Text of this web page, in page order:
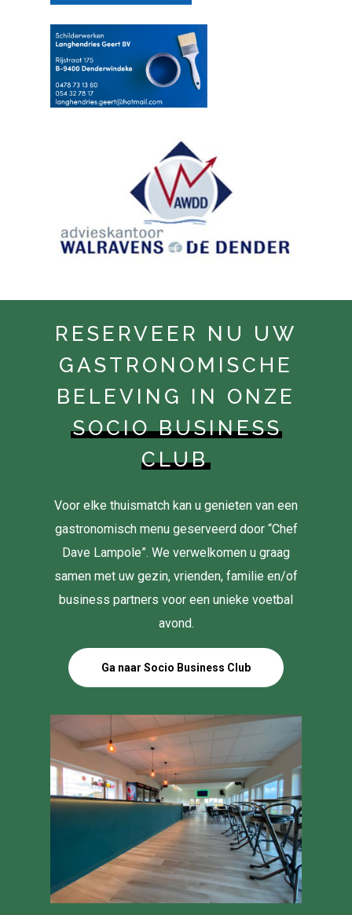
RESERVEER NU UW
GASTRONOMISCHE
BELEVING IN ONZE
SOCIO BUSINESS
CLUB
Voor elke thuismatch kan u genieten van een
gastronomisch menu geserveerd door “Chef
Dave Lampole”. We verwelkomen u graag
samen met uw gezin, vrienden, familie en/of
business partners voor een unieke voetbal
avond.
Ga naar Socio Business Club